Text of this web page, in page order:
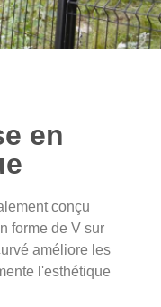
en
conçu
forme de V sur
améliore les
l'esthétique